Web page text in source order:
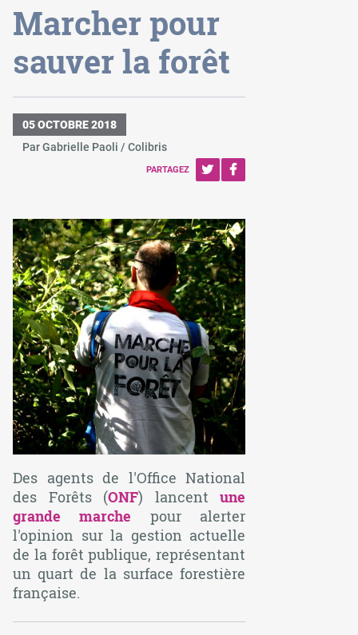
Marcher pour
sauver la forêt
05 OCTOBRE 2018
Par Gabrielle Paoli / Colibris
PARTAGEZ
Des agents de l'Office National
des Forêts (ONF) lancentune
grande marche pour alerter
l'opinion sur la gestion actuelle
de la forêt publique, représentant
un quart de la surface forestière
française.